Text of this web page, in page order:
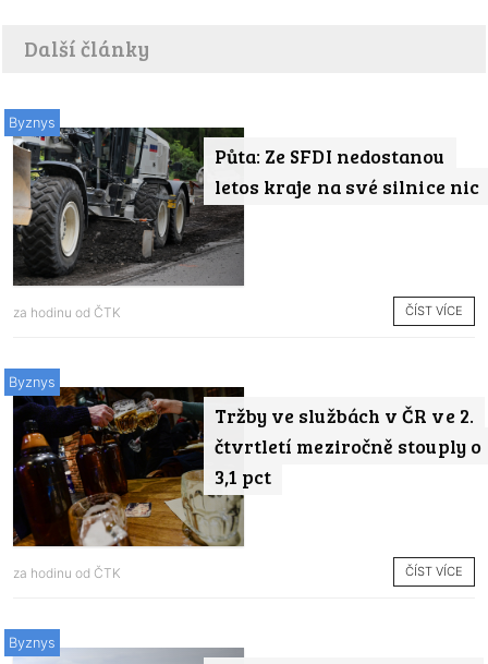
Další články
Půta: Ze SFDI nedostanou
letos kraje na své silnice nic
Byznys
za hodinu od ČTK ČÍST VÍCE
Tržby ve službách v ČR ve 2.
čtvrtletí meziročně stouply o
3,1 pct
Byznys
za hodinu od ČTK ČÍST VÍCE
Byznys